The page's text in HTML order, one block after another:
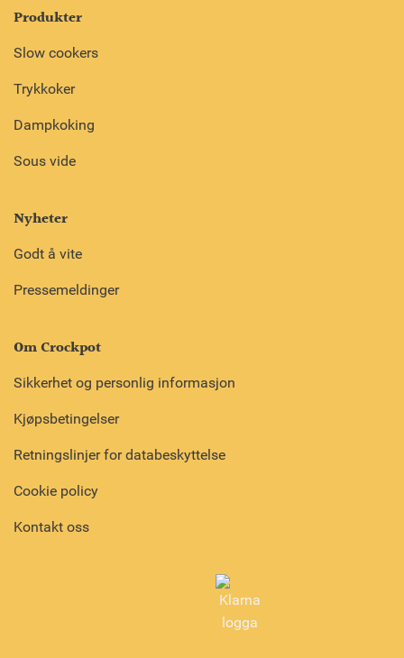
Produkter
Slow cookers
Trykkoker
Dampkoking
Sous vide
Nyheter
Godt å vite
Pressemeldinger
Om Crockpot
Sikkerhet og personlig informasjon
Kjøpsbetingelser
Retningslinjer for databeskyttelse
Cookie policy
Kontakt oss